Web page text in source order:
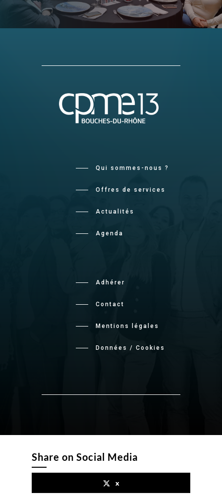
Qui sommes-nous ?
Offres de services
Actualités
Agenda
Adhérer
Contact
Mentions légales
Données / Cookies
Share on Social Media
x